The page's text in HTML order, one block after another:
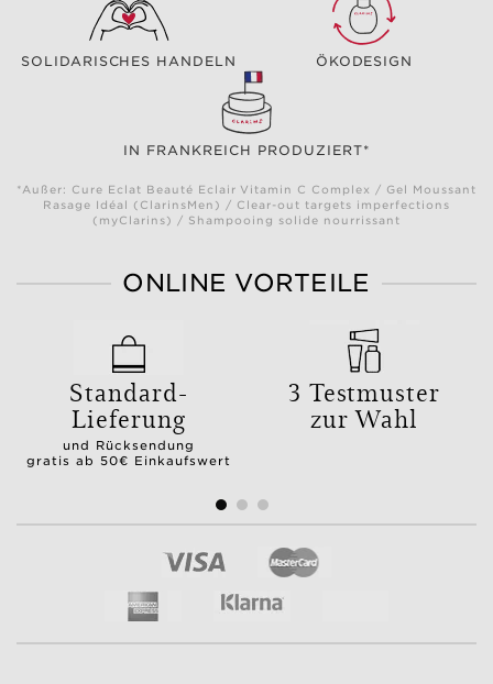
SOLIDARISCHES HANDELN ÖKODESIGN
IN FRANKREICH PRODUZIERT*
*Außer: Cure Eclat Beauté Eclair Vitamin C Complex / Gel Moussant
Rasage Idéal (ClarinsMen) / Clear-out targets imperfections
(myClarins) / Shampooing solide nourrissant
ONLINE VORTEILE
Standard-
Lieferung
und Rücksendung
gratis ab 50€ Einkaufswert
3 Testmuster
zur Wahl